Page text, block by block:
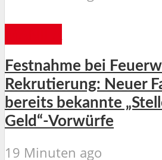
Festnahme bei
Rekrutierung: Neuer
bereits bekannte
Geld“-Vorwürfe
19 Minuten ago